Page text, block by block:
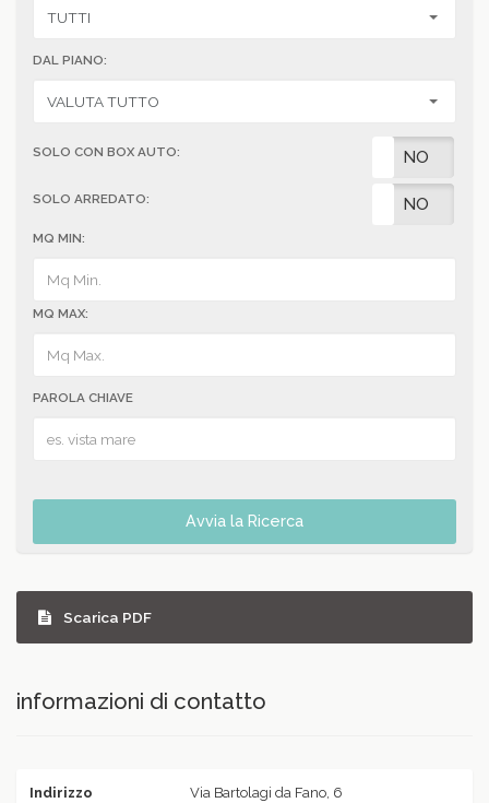
DAL PIANO:
SOLO CON BOX AUTO: NO
SOLO ARREDATO: NO
MQ MIN:
MQ MAX:
PAROLA CHIAVE
Avvia la Ricerca
Scarica PDF
informazioni di contatto
Indirizzo
Via Bartolagi da Fano, 6